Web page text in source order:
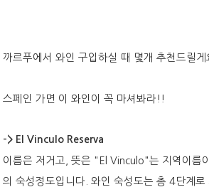
까르푸에서 와인 구입하실 때 몇개 추천드릴
스페인 가면 이 와인이 꼭 마셔봐라!!
-> El Vinculo Reserva
이름은 저거고, 뜻은 "El Vinculo"는 지역이름
의 숙성정도입니다. 와인 숙성도는 총 4단계로